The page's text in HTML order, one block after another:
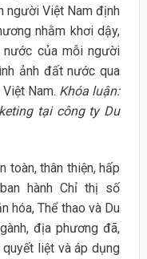
người Việt Nam định
nhằm khơi dậy,
của mỗi người
ảnh đất nước qua
Nam. Khóa luận:
tại công ty Du
toàn, thân thiện, hấp
hành Chỉ thị số
hóa, Thể thao và Du
địa phương đã,
liệt và áp dụng